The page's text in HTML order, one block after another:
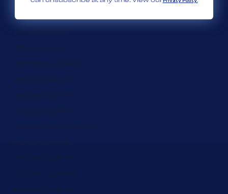
Isle of Man (ZAR R)
Israel (ZAR R)
Italy (ZAR R)
Jamaica (ZAR R)
Japan (ZAR R)
Jersey (ZAR R)
Jordan (ZAR R)
Kazakhstan (ZAR R)
Kenya (ZAR R)
Kiribati (ZAR R)
Kosovo (ZAR R)
Kuwait (ZAR R)